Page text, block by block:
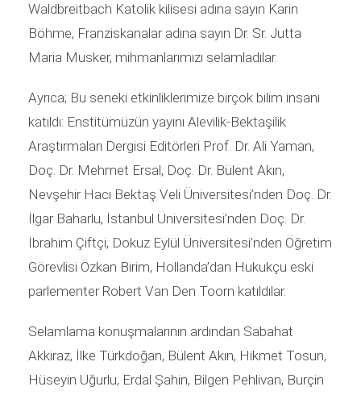
Waldbreitbach Katolik kilisesi adına sayın Karin
Böhme, Franziskanalar adına sayın Dr. Sr. Jutta
Maria Musker, mihmanlarımızı selamladılar.
Ayrıca; Bu seneki etkinliklerimize birçok bilim insanı
katıldı: Enstitümüzün yayını Alevilik-Bektaşilik
Araştırmaları Dergisi Editörleri Prof. Dr. Ali Yaman,
Doç. Dr. Mehmet Ersal, Doç. Dr. Bülent Akın,
Nevşehir Hacı Bektaş Veli Üniversitesi’nden Doç. Dr.
İlgar Baharlu, İstanbul Üniversitesi’nden Doç. Dr.
İbrahim Çiftçi, Dokuz Eylül Üniversitesi’nden Öğretim
Görevlisi Özkan Birim, Hollanda’dan Hukukçu eski
parlementer Robert Van Den Toorn katıldılar.
Selamlama konuşmalarının ardından Sabahat
Akkiraz, İlke Türkdoğan, Bülent Akın, Hikmet Tosun,
Hüseyin Uğurlu, Erdal Şahin, Bilgen Pehlivan, Burçin